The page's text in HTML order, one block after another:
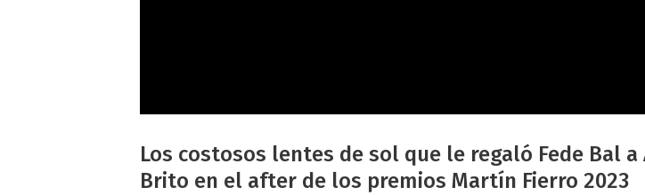
Los costosos lentes de sol que le regaló Fede Bal a
Brito en el after de los premios Martín Fierro 2023